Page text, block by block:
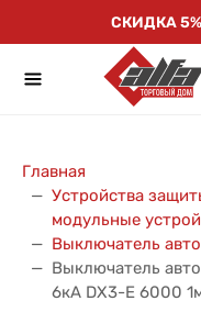
СКИДКА
Главная
Устройства
модульные
Выключатель
Выключатель
6кА DX3-E 6000